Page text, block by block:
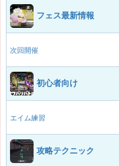
フェス最新情報
次回開催
初心者向け
エイム練習
攻略テクニック